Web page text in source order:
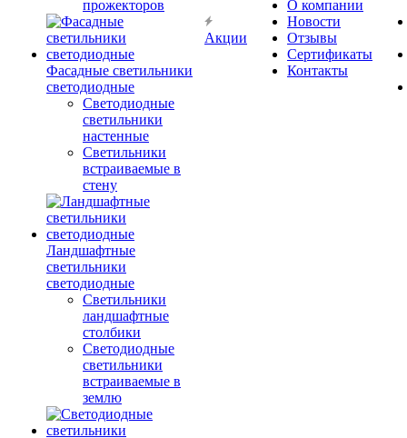
прожекторов
Фасадные светильники
светодиодные
Светодиодные
светильники
настенные
Светильники
встраиваемые в
стену
Ландшафтные
светильники
светодиодные
Светильники
ландшафтные
столбики
Светодиодные
светильники
встраиваемые в
землю
Акции
О компании
Новости
Отзывы
Сертификаты
Контакты